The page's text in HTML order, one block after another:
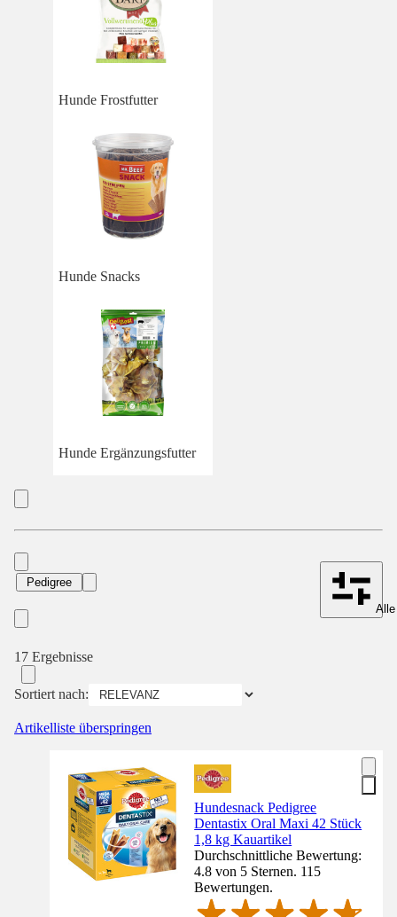
Hunde Frostfutter
Hunde Snacks
Hunde Ergänzungsfutter
Pedigree
17 Ergebnisse
Sortiert nach:
Artikelliste überspringen
Hundesnack Pedigree
Dentastix Oral Maxi 42 Stück
1,8 kg Kauartikel
Durchschnittliche Bewertung:
4.8 von 5 Sternen. 115
Bewertungen.